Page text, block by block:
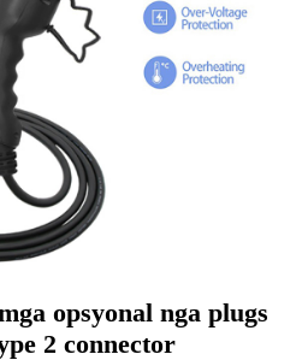
opsyonal nga plugs
2 connector